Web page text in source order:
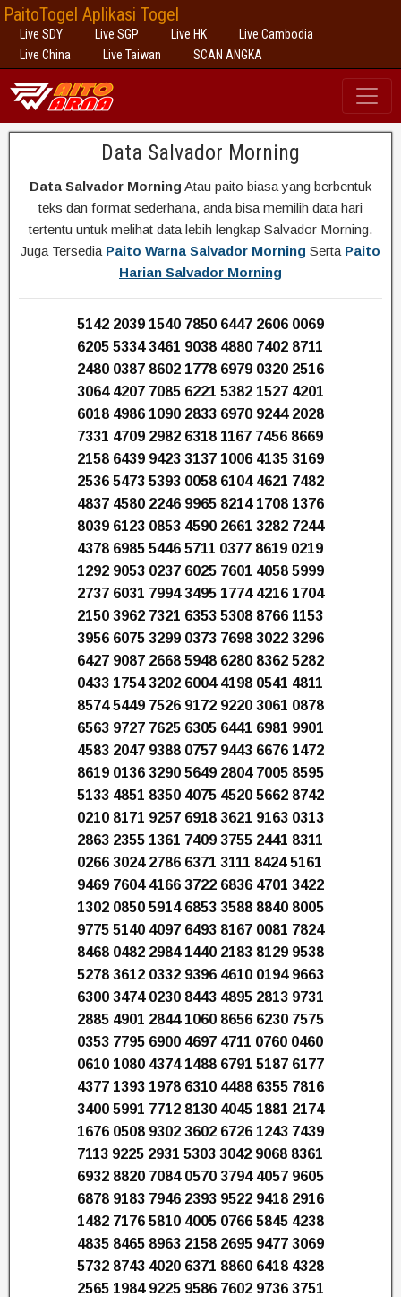
PaitoTogel Aplikasi Togel
Live SDY Live SGP Live HK
Live Cambodia
Live China
Live Taiwan SCAN ANGKA
Data Salvador Morning
Data Salvador Morning Atau paito biasa yang berbentuk
teks dan format sederhana, anda bisa memilih data hari
tertentu untuk melihat data lebih lengkap Salvador Morning.
Juga Tersedia Paito Warna Salvador Morning Serta Paito
Harian Salvador Morning
5142 2039 1540 7850 6447 2606 0069
6205 5334 3461 9038 4880 7402 8711
2480 0387 8602 1778 6979 0320 2516
3064 4207 7085 6221 5382 1527 4201
6018 4986 1090 2833 6970 9244 2028
7331 4709 2982 6318 1167 7456 8669
2158 6439 9423 3137 1006 4135 3169
2536 5473 5393 0058 6104 4621 7482
4837 4580 2246 9965 8214 1708 1376
8039 6123 0853 4590 2661 3282 7244
4378 6985 5446 5711 0377 8619 0219
1292 9053 0237 6025 7601 4058 5999
2737 6031 7994 3495 1774 4216 1704
2150 3962 7321 6353 5308 8766 1153
3956 6075 3299 0373 7698 3022 3296
6427 9087 2668 5948 6280 8362 5282
0433 1754 3202 6004 4198 0541 4811
8574 5449 7526 9172 9220 3061 0878
6563 9727 7625 6305 6441 6981 9901
4583 2047 9388 0757 9443 6676 1472
8619 0136 3290 5649 2804 7005 8595
5133 4851 8350 4075 4520 5662 8742
0210 8171 9257 6918 3621 9163 0313
2863 2355 1361 7409 3755 2441 8311
0266 3024 2786 6371 3111 8424 5161
9469 7604 4166 3722 6836 4701 3422
1302 0850 5914 6853 3588 8840 8005
9775 5140 4097 6493 8167 0081 7824
8468 0482 2984 1440 2183 8129 9538
5278 3612 0332 9396 4610 0194 9663
6300 3474 0230 8443 4895 2813 9731
2885 4901 2844 1060 8656 6230 7575
0353 7795 6900 4697 4711 0760 0460
0610 1080 4374 1488 6791 5187 6177
4377 1393 1978 6310 4488 6355 7816
3400 5991 7712 8130 4045 1881 2174
1676 0508 9302 3602 6726 1243 7439
7113 9225 2931 5303 3042 9068 8361
6932 8820 7084 0570 3794 4057 9605
6878 9183 7946 2393 9522 9418 2916
1482 7176 5810 4005 0766 5845 4238
4835 8465 8963 2158 2695 9477 3069
5732 8743 4020 6371 8860 6418 4328
2565 1984 9225 9586 7602 9736 3751